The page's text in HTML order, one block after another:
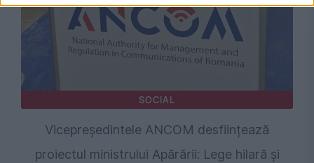
SOCIAL
Vicepreședintele ANCOM desființează
proiectul ministrului Apărării: Lege hilară și